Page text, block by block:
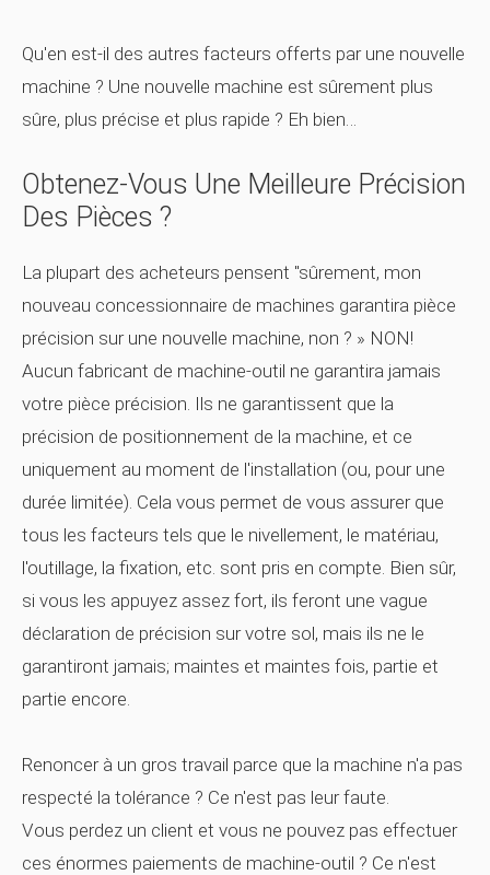
Qu'en est-il des autres facteurs offerts par une nouvelle
machine ? Une nouvelle machine est sûrement plus
sûre, plus précise et plus rapide ? Eh bien…
Obtenez-Vous Une Meilleure Précision
Des Pièces ?
La plupart des acheteurs pensent "sûrement, mon
nouveau concessionnaire de machines garantira pièce
précision sur une nouvelle machine, non ? » NON!
Aucun fabricant de machine-outil ne garantira jamais
votre pièce précision. Ils ne garantissent que la
précision de positionnement de la machine, et ce
uniquement au moment de l'installation (ou, pour une
durée limitée). Cela vous permet de vous assurer que
tous les facteurs tels que le nivellement, le matériau,
l'outillage, la fixation, etc. sont pris en compte. Bien sûr,
si vous les appuyez assez fort, ils feront une vague
déclaration de précision sur votre sol, mais ils ne le
garantiront jamais; maintes et maintes fois, partie et
partie encore.
Renoncer à un gros travail parce que la machine n'a pas
respecté la tolérance ? Ce n'est pas leur faute.
Vous perdez un client et vous ne pouvez pas effectuer
ces énormes paiements de machine-outil ? Ce n'est